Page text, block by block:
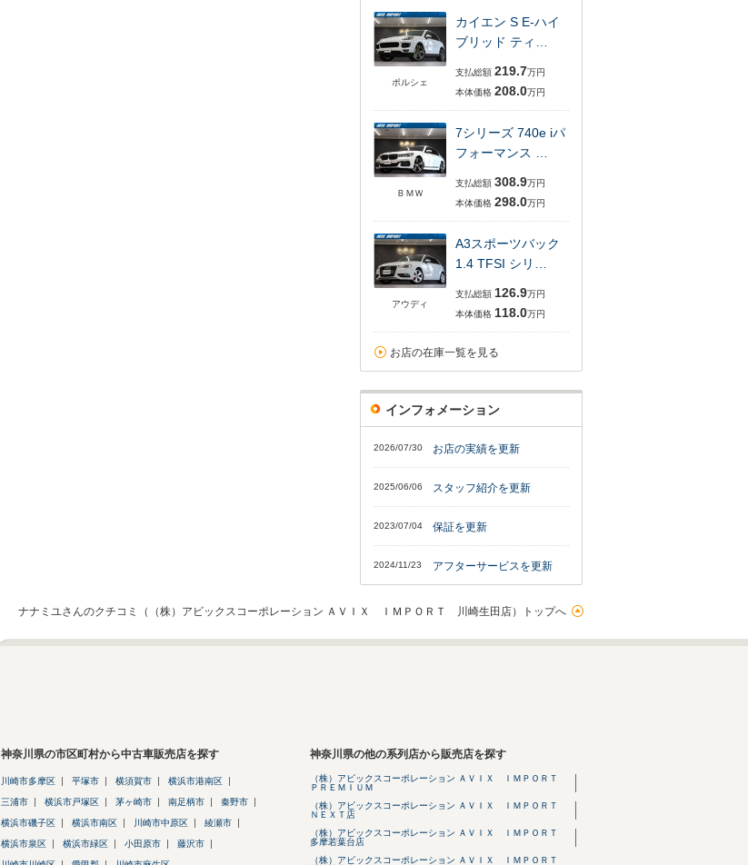
ポルシェ
カイエン S E-ハイ
ブリッド ティ…
支払総額 219.7万円
本体価格 208.0万円
ＢＭＷ
7シリーズ 740e iパ
フォーマンス …
支払総額 308.9万円
本体価格 298.0万円
アウディ
A3スポーツバック
1.4 TFSI シリ…
支払総額 126.9万円
本体価格 118.0万円
お店の在庫一覧を見る
インフォメーション
2026/07/30 お店の実績を更新
2025/06/06 スタッフ紹介を更新
2023/07/04 保証を更新
2024/11/23 アフターサービスを更新
ナナミユさんのクチコミ（（株）アビックスコーポレーション ＡＶＩＸ ＩＭＰＯＲＴ 川崎生田店）トップへ
神奈川県の市区町村から中古車販売店を探す
川崎市多摩区 平塚市 横須賀市 横浜市港南区
三浦市 横浜市戸塚区 茅ヶ崎市 南足柄市 秦野市
横浜市磯子区 横浜市南区 川崎市中原区 綾瀬市
横浜市泉区 横浜市緑区 小田原市 藤沢市
神奈川県の他の系列店から販売店を探す
（株）アビックスコーポレーション ＡＶＩＸ ＩＭＰＯＲＴ
ＰＲＥＭＩＵＭ
（株）アビックスコーポレーション ＡＶＩＸ ＩＭＰＯＲＴ
ＮＥＸＴ店
（株）アビックスコーポレーション ＡＶＩＸ ＩＭＰＯＲＴ
多摩若葉台店
（株）アビックスコーポレーション ＡＶＩＸ ＩＭＰＯＲＴ